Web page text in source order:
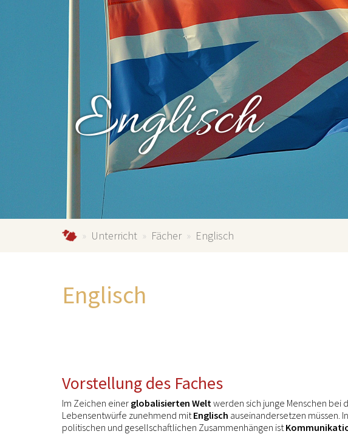
gymnasium-schmallenberg.de
Unterricht Fächer Englisch
Englisch
Vorstellung des Faches
Im Zeichen einer globalisierten Weltwerden sich junge Menschen bei
Lebensentwürfe zunehmend mitEnglisch auseinandersetzen müssen.
politischen und gesellschaftlichen Zusammenhängen ist